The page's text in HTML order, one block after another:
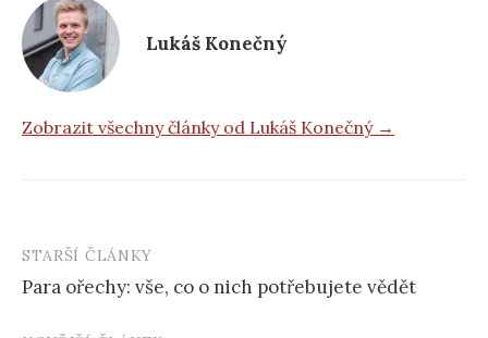
Lukáš Konečný
Zobrazit všechny články od Lukáš Konečný →
Post
navigation
STARŠÍ ČLÁNKY
Para ořechy: vše, co o nich potřebujete vědět